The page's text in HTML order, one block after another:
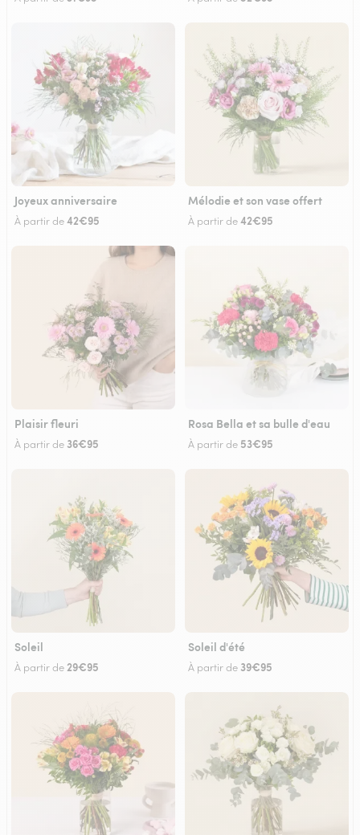
Joyeux anniversaire
À partir de42€95
Mélodie et son vase offert
À partir de42€95
Plaisir fleuri
À partir de 36€95
Rosa Bella et sa bulle d'eau
À partir de 53€95
Soleil
À partir de 29€95
Soleil d'été
À partir de 39€95